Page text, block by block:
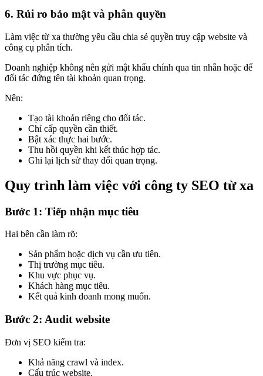
6. Rủi ro bảo mật và phân quyền
Làm việc từ xa thường yêu cầu chia sẻ quyền truy cập website và
công cụ phân tích.
Doanh nghiệp không nên gửi mật khẩu chính qua tin nhắn hoặc để
đối tác đứng tên tài khoản quan trọng.
Nên:
Tạo tài khoản riêng cho đối tác.
Chỉ cấp quyền cần thiết.
Bật xác thực hai bước.
Thu hồi quyền khi kết thúc hợp tác.
Ghi lại lịch sử thay đổi quan trọng.
Quy trình làm việc với công ty SEO từ xa
Bước 1: Tiếp nhận mục tiêu
Hai bên cần làm rõ:
Sản phẩm hoặc dịch vụ cần ưu tiên.
Thị trường mục tiêu.
Khu vực phục vụ.
Khách hàng mục tiêu.
Kết quả kinh doanh mong muốn.
Bước 2: Audit website
Đơn vị SEO kiểm tra:
Khả năng crawl và index.
Cấu trúc website.